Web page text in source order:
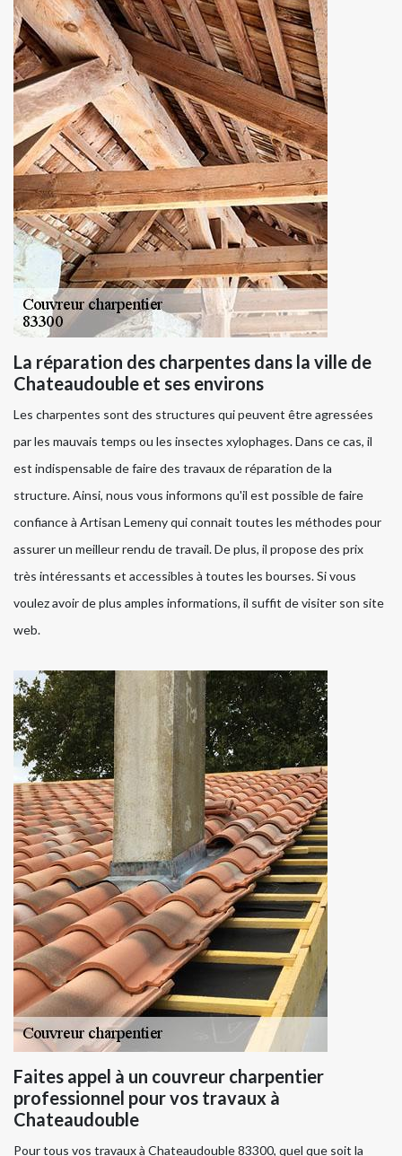
La réparation des charpentes dans la ville de
Chateaudouble et ses environs
Les charpentes sont des structures qui peuvent être agressées
par les mauvais temps ou les insectes xylophages. Dans ce cas, il
est indispensable de faire des travaux de réparation de la
structure. Ainsi, nous vous informons qu'il est possible de faire
confiance à Artisan Lemeny qui connait toutes les méthodes pour
assurer un meilleur rendu de travail. De plus, il propose des prix
très intéressants et accessibles à toutes les bourses. Si vous
voulez avoir de plus amples informations, il suffit de visiter son site
web.
Faites appel à un couvreur charpentier
professionnel pour vos travaux à
Chateaudouble
Pour tous vos travaux à Chateaudouble 83300, quel que soit la